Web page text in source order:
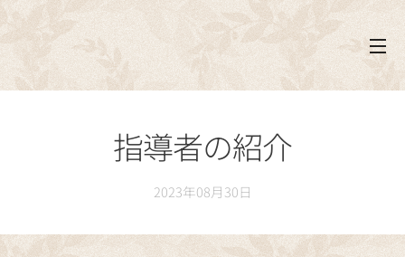
指導者の紹介
2023年08月30日